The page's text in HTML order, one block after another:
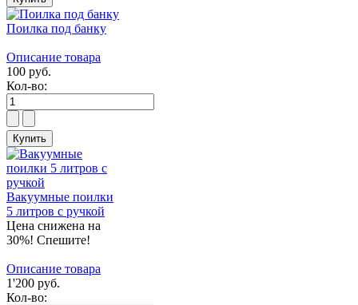
Поилка под банку
Описание товара
100 руб.
Кол-во:
Вакуумные поилки
5 литров с ручкой
Цена снижена на
30%! Спешите!
Описание товара
1'200 руб.
Кол-во: